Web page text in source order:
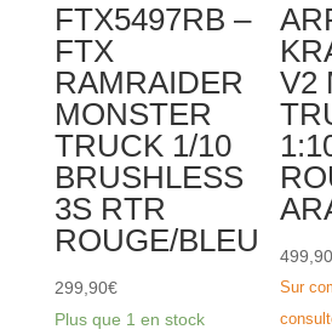
FTX5497RB –
FTX
RAMRAIDER
MONSTER
TRUCK 1/10
BRUSHLESS
3S RTR
ROUGE/BLEU
299,90€
Plus que 1 en stock
V2
Sur